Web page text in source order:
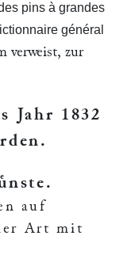
pins à grandes
général
verweist, zur
Jahr 1832
.
.
auf
Art mit